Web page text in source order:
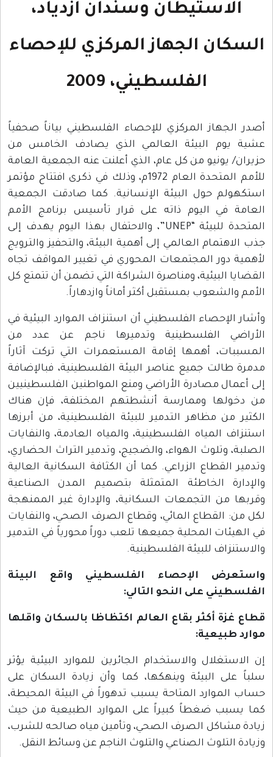
الاستيطان وسندان ازدياد،
السكان الجهاز المركزي للإحصاء
الفلسطيني، 2009
أصدر الجهاز المركزي للإحصاء الفلسطيني بياناً صحفياً
عشية يوم البيئة العالمي الذي يصادف الخامس من
حزيران/ يونيو من كل عام، الذي أعلنت عنه الجمعية العامة
للأمم المتحدة العام 1972م، وذلك في ذكرى افتتاح مؤتمر
استكهولم حول البيئة الإنسانية. كما صادقت الجمعية
العامة في اليوم ذاته على قرار تأسيس برنامج الأمم
المتحدة للبيئة “UNEP”، والاحتفال بهذا اليوم يهدف إلى
جذب الاهتمام العالمي إلى أهمية البيئة، والتحفيز والترويج
لأهمية دور المجتمعات المحوري في تغيير المواقف تجاه
القضايا البيئية، ومناصرة الشراكة التي تضمن أن تتمتع كل
الأمم والشعوب بمستقبل أكثر أماناً وازدهاراً.
وأشار الإحصاء الفلسطيني أن استنزاف الموارد البيئية في
الأراضي الفلسطينية وتدميرها ناجم عن عدد من
المسببات، أهمها إقامة المستعمرات التي تركت آثاراً
مدمرة طالت جميع عناصر البيئة الفلسطينية، فبالإضافة
إلى أعمال مصادرة الأراضي ومنع المواطنين الفلسطينيين
من دخولها وممارسة أنشطتهم المختلفة، فإن هناك
الكثير من مظاهر التدمير للبيئة الفلسطينية، من أبرزها
استنزاف المياه الفلسطينية، والمياه العادمة، والنفايات
الصلبة، وتلوث الهواء، والضجيج، وتدمير التراث الحضاري،
وتدمير القطاع الزراعي. كما أن الكثافة السكانية العالية
والإدارة الخاطئة المتمثلة بتصميم المدن الصناعية
وقربها من التجمعات السكانية، والإدارة غير الممنهجة
لكل من: القطاع المائي، وقطاع الصرف الصحي، والنفايات
في الهيئات المحلية جميعها تلعب دوراً محورياً في التدمير
والاستنزاف للبيئة الفلسطينية.
واستعرض الإحصاء الفلسطيني واقع البيئة
الفلسطيني على النحو التالي:
قطاع غزة أكثر بقاع العالم اكتظاظا بالسكان واقلها
موارد طبيعية:
إن الاستغلال والاستخدام الجائرين للموارد البيئية يؤثر
سلباً على البيئة وينهكها، كما وأن زيادة السكان على
حساب الموارد المتاحة يسبب تدهوراً في البيئة المحيطة،
كما يسبب ضغطاً كبيراً على الموارد الطبيعية من حيث
زيادة مشاكل الصرف الصحي، وتأمين مياه صالحه للشرب،
وزيادة التلوث الصناعي والتلوث الناجم عن وسائط النقل.